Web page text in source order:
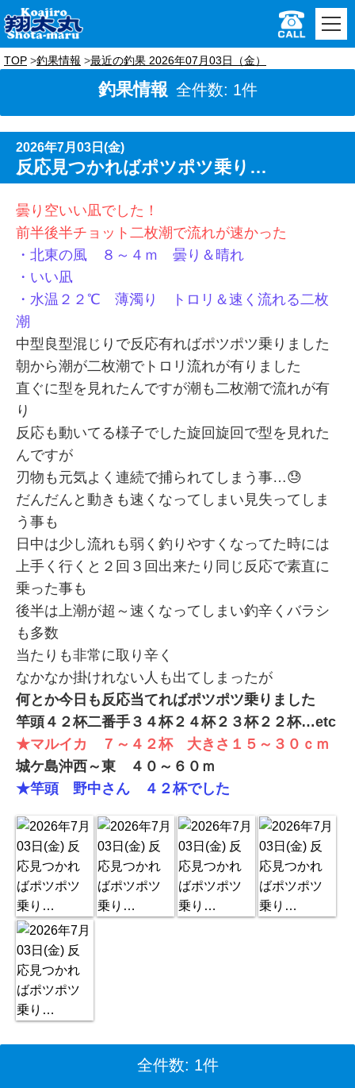
TOP 釣果情報 最近の釣果 2026年07月03日（金）
釣果情報 全件数: 1件
2026年7月03日(金)
反応見つかればポツポツ乗り…
曇り空いい凪でした！
前半後半チョット二枚潮で流れが速かった
・北東の風 ８～４ｍ 曇り＆晴れ
・いい凪
・水温２２℃ 薄濁り トロリ＆速く流れる二枚
潮
中型良型混じりで反応有ればポツポツ乗りました
朝から潮が二枚潮でトロリ流れが有りました
直ぐに型を見れたんですが潮も二枚潮で流れが有
り
反応も動いてる様子でした旋回旋回で型を見れた
んですが
刃物も元気よく連続で捕られてしまう事…😓
だんだんと動きも速くなってしまい見失ってしま
う事も
日中は少し流れも弱く釣りやすくなってた時には
上手く行くと２回３回出来たり同じ反応で素直に
乗った事も
後半は上潮が超～速くなってしまい釣辛くバラシ
も多数
当たりも非常に取り辛く
なかなか掛けれない人も出てしまったが
何とか今日も反応当てればポツポツ乗りました
竿頭４２杯二番手３４杯２４杯２３杯２２杯…etc
★マルイカ ７～４２杯 大きさ１５～３０ｃｍ
城ケ島沖西～東 ４０～６０ｍ
★竿頭 野中さん ４２杯でした
全件数: 1件